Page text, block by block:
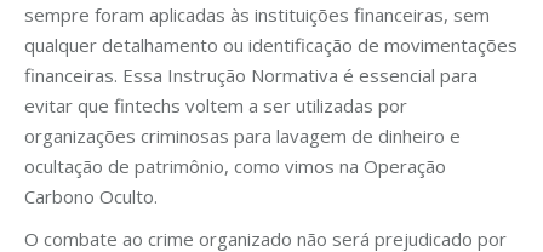
sempre foram aplicadas às instituições financeiras, sem
qualquer detalhamento ou identificação de movimentações
financeiras. Essa Instrução Normativa é essencial para
evitar que fintechs voltem a ser utilizadas por
organizações criminosas para lavagem de dinheiro e
ocultação de patrimônio, como vimos na Operação
Carbono Oculto.
O combate ao crime organizado não será prejudicado por